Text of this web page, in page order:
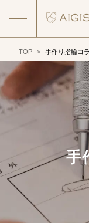
TOP > 手作り指輪コ
手